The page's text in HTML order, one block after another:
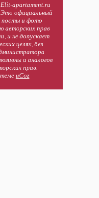
apartament.ru
официальный
посты и фото
авторских прав
и не допускает
целях, без
и аналогов
прав.
uCoz